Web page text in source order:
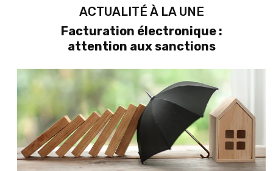
ACTUALITÉ À LA UNE
Facturation électronique :
attention aux sanctions